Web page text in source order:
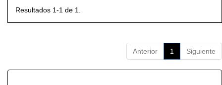
Resultados 1-1 de 1.
Anterior 1 Siguiente